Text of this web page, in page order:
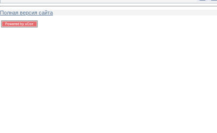
Полная версия сайта